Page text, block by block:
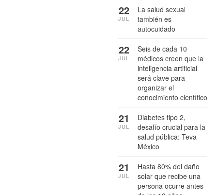
La salud sexual
también es
autocuidado
22
JUL
Seis de cada 10
médicos creen que la
inteligencia artificial
será clave para
organizar el
conocimiento científico
22
JUL
Diabetes tipo 2,
desafío crucial para la
salud pública: Teva
México
21
JUL
Hasta 80% del daño
solar que recibe una
persona ocurre antes
21
JUL